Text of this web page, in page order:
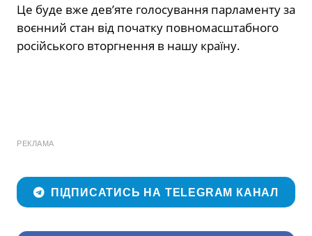
Це буде вже дев’яте голосування парламенту за
воєнний стан від початку повномасштабного
російського вторгнення в нашу країну.
РЕКЛАМА
ПІДПИСАТИСЬ НА TELEGRAM КАНАЛ